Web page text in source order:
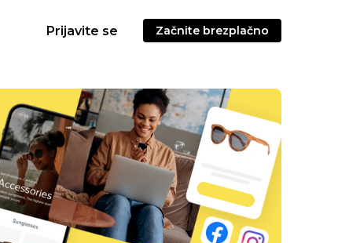
Prijavite se Začnite brezplačno